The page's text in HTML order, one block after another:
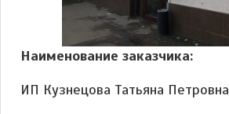
Наименование заказчика:
ИП Кузнецова Татьяна Петровна